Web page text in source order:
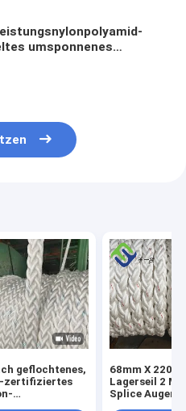
umsponnenes
geflochtenes,
zertifiziertes
68mm X
Lagerseil 2
Splice Augen